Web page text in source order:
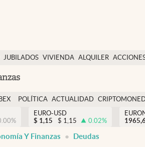
JUBILADOS VIVIENDA ALQUILER
USA
IBEX
POLÍTICA ACTUALIDAD
%
EURO-USD
$ 1,15 $ 1,15 0.02%
Y Finanzas Deudas